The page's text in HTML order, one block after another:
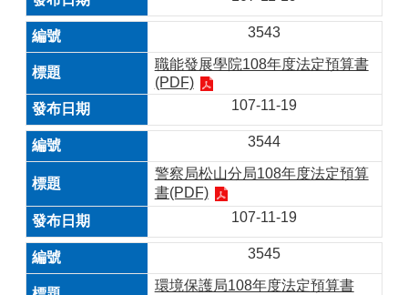
3543
職能發展學院108年度法定預算書
(PDF)
107-11-19
3544
警察局松山分局108年度法定預算
書(PDF)
107-11-19
3545
環境保護局108年度法定預算書